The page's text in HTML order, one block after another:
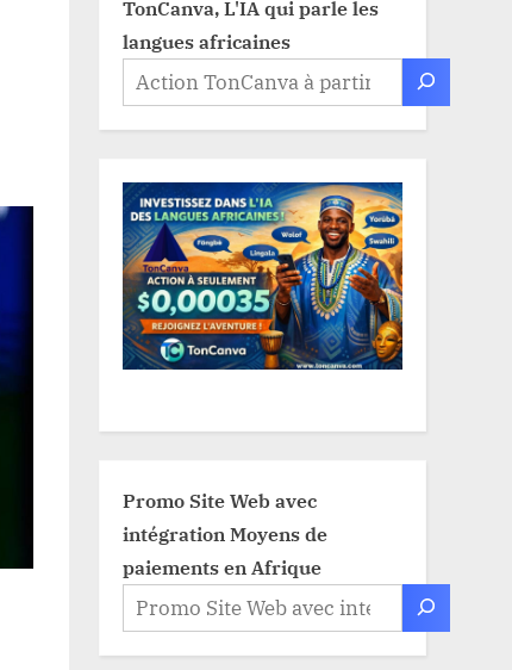
TonCanva, L'IA qui parle les
langues africaines
Promo Site Web avec
intégration Moyens de
paiements en Afrique